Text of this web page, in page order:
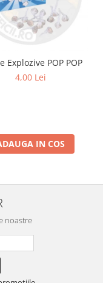
Explozive POP POP
4,00 Lei
IN COS
noastre